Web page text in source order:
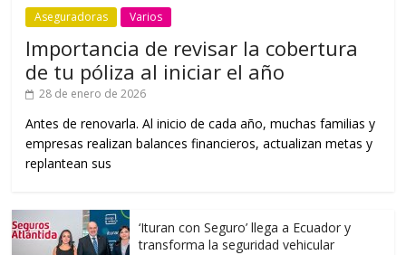
Aseguradoras Varios
Importancia de revisar la cobertura
de tu póliza al iniciar el año
28 de enero de 2026
Antes de renovarla. Al inicio de cada año, muchas familias y
empresas realizan balances financieros, actualizan metas y
replantean sus
‘Ituran con Seguro’ llega a Ecuador y
transforma la seguridad vehicular